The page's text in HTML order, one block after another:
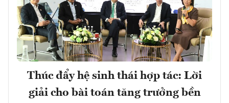
Thúc đẩy hệ sinh thái hợp tác: Lời
giải cho bài toán tăng trưởng bền